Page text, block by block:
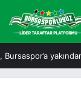
ruhuna uygun!